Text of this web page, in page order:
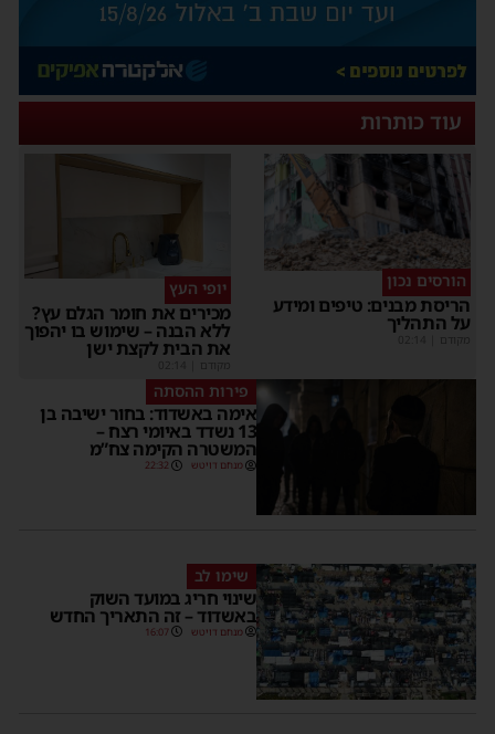
עוד כותרות
הורסים נכון
הריסת מבנים: טיפים ומידע
על התהליך
מקודם
יופי העץ
מכירים את חומר הגלם עץ?
ללא הבנה – שימוש בו יהפוך
את הבית לקצת ישן
מקודם
פירות ההסתה
אימה באשדוד: בחור ישיבה בן
13 נשדד באיומי רצח –
המשטרה הקימה צח”מ
מנחם דויטש 22:32
שימו לב
שינוי חריג במועד השוק
באשדוד – זה התאריך החדש
מנחם דויטש 16:07